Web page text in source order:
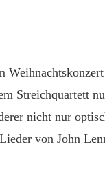
Streichquartett
nicht nur
von John